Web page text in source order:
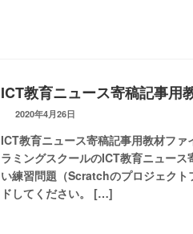
ICT教育ニュース寄稿記事用
2020年4月26日
ICT教育ニュース寄稿記事用教材フ
ラミングスクールのICT教育ニュー
い練習問題（Scratchのプロジェク
ドしてください。 […]